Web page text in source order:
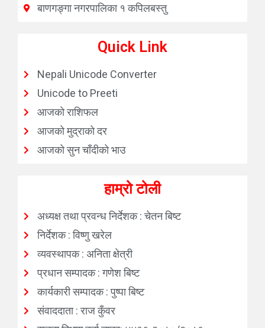
बाणगङ्गा नगरपालिका १ कपिलबस्तु
Quick Link
Nepali Unicode Converter
Unicode to Preeti
आजको राशिफल
आजको मुद्राको दर
आजको सुन चाँदीको भाउ
हाम्रो टोली
अध्यक्ष तथा प्रवन्ध निर्देशक : चेतन बिष्ट
निर्देशक : विष्णु खरेल
व्यवस्थापक : अनिता क्षेत्री
प्रधान सम्पादक : गणेश बिष्ट
कार्यकारी सम्पादक : पुष्पा बिष्ट
संवाददाता : राज कुँवर